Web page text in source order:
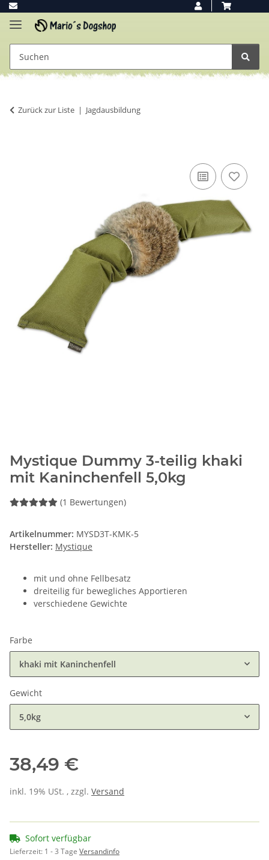
Zurück zur Liste Jagdausbildung
Mystique Dummy 3-teilig khaki
mit Kaninchenfell 5,0kg
(1 Bewertungen)
Artikelnummer: MYSD3T-KMK-5
Hersteller: Mystique
mit und ohne Fellbesatz
dreiteilig für bewegliches Apportieren
verschiedene Gewichte
Farbe
khaki mit Kaninchenfell
Gewicht
5,0kg
38,49 €
inkl. 19% USt. , zzgl. Versand
Sofort verfügbar
Lieferzeit: 1 - 3 Tage Versandinfo